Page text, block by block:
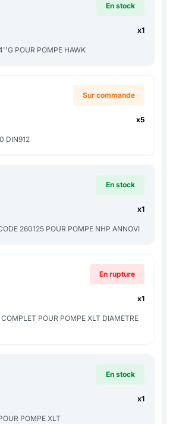
En stock
x1
POUR POMPE HAWK
Sur commande
x5
DIN912
En stock
x1
260125 POUR POMPE NHP ANNOVI
En rupture
x1
POUR POMPE XLT DIAMETRE
En stock
x1
POMPE XLT